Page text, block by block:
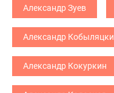
Александр Зуев
Александр
Александр Кокуркин